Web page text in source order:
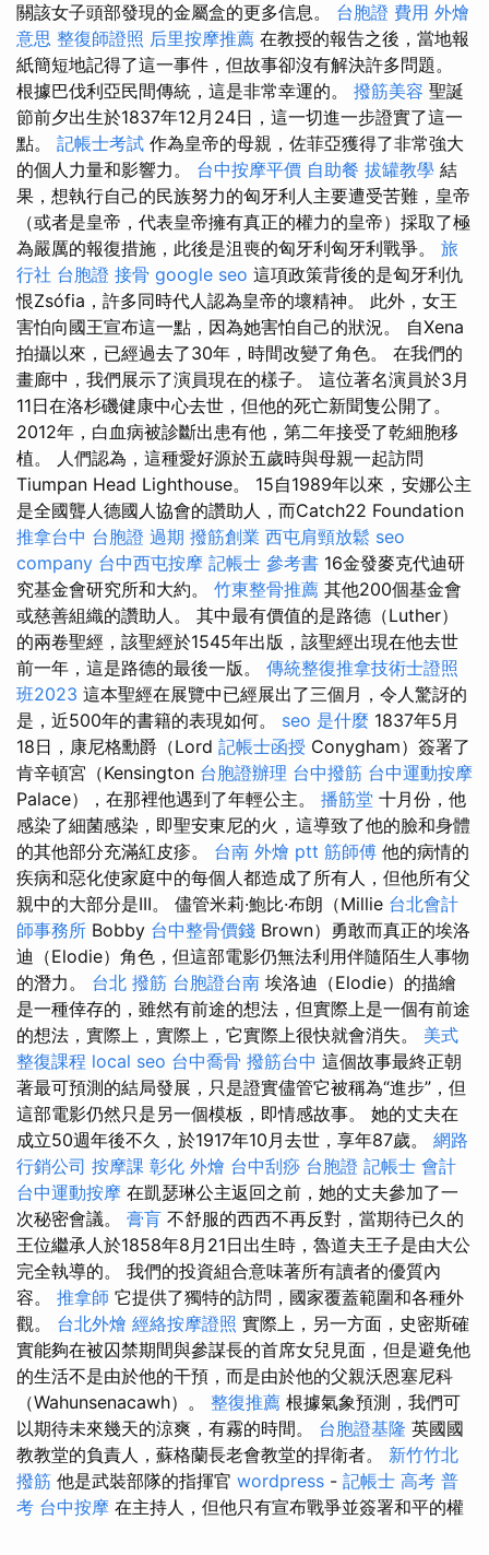
關該女子頭部發現的金屬盒的更多信息。 台胞證 費用 外燴
意思 整復師證照 后里按摩推薦 在教授的報告之後，當地報
紙簡短地記得了這一事件，但故事卻沒有解決許多問題。
根據巴伐利亞民間傳統，這是非常幸運的。 撥筋美容 聖誕
節前夕出生於1837年12月24日，這一切進一步證實了這一
點。 記帳士考試 作為皇帝的母親，佐菲亞獲得了非常強大
的個人力量和影響力。 台中按摩平價 自助餐 拔罐教學 結
果，想執行自己的民族努力的匈牙利人主要遭受苦難，皇帝
（或者是皇帝，代表皇帝擁有真正的權力的皇帝）採取了極
為嚴厲的報復措施，此後是沮喪的匈牙利匈牙利戰爭。 旅
行社 台胞證 接骨 google seo 這項政策背後的是匈牙利仇
恨Zsófia，許多同時代人認為皇帝的壞精神。 此外，女王
害怕向國王宣布這一點，因為她害怕自己的狀況。 自Xena
拍攝以來，已經過去了30年，時間改變了角色。 在我們的
畫廊中，我們展示了演員現在的樣子。 這位著名演員於3月
11日在洛杉磯健康中心去世，但他的死亡新聞隻公開了。
2012年，白血病被診斷出患有他，第二年接受了乾細胞移
植。 人們認為，這種愛好源於五歲時與母親一起訪問
Tiumpan Head Lighthouse。 15自1989年以來，安娜公主
是全國聾人德國人協會的讚助人，而Catch22 Foundation
推拿台中 台胞證 過期 撥筋創業 西屯肩頸放鬆 seo
company 台中西屯按摩 記帳士 參考書 16金發麥克代迪研
究基金會研究所和大約。 竹東整骨推薦 其他200個基金會
或慈善組織的讚助人。 其中最有價值的是路德（Luther）
的兩卷聖經，該聖經於1545年出版，該聖經出現在他去世
前一年，這是路德的最後一版。 傳統整復推拿技術士證照
班2023 這本聖經在展覽中已經展出了三個月，令人驚訝的
是，近500年的書籍的表現如何。 seo 是什麼 1837年5月
18日，康尼格勳爵（Lord 記帳士函授 Conygham）簽署了
肯辛頓宮（Kensington 台胞證辦理 台中撥筋 台中運動按摩
Palace），在那裡他遇到了年輕公主。 播筋堂 十月份，他
感染了細菌感染，即聖安東尼的火，這導致了他的臉和身體
的其他部分充滿紅皮疹。 台南 外燴 ptt 筋師傅 他的病情的
疾病和惡化使家庭中的每個人都造成了所有人，但他所有父
親中的大部分是III。 儘管米莉·鮑比·布朗（Millie 台北會計
師事務所 Bobby 台中整骨價錢 Brown）勇敢而真正的埃洛
迪（Elodie）角色，但這部電影仍無法利用伴隨陌生人事物
的潛力。 台北 撥筋 台胞證台南 埃洛迪（Elodie）的描繪
是一種倖存的，雖然有前途的想法，但實際上是一個有前途
的想法，實際上，實際上，它實際上很快就會消失。 美式
整復課程 local seo 台中喬骨 撥筋台中 這個故事最終正朝
著最可預測的結局發展，只是證實儘管它被稱為“進步”，但
這部電影仍然只是另一個模板，即情感故事。 她的丈夫在
成立50週年後不久，於1917年10月去世，享年87歲。 網路
行銷公司 按摩課 彰化 外燴 台中刮痧 台胞證 記帳士 會計
台中運動按摩 在凱瑟琳公主返回之前，她的丈夫參加了一
次秘密會議。 膏肓 不舒服的西西不再反對，當期待已久的
王位繼承人於1858年8月21日出生時，魯道夫王子是由大公
完全執導的。 我們的投資組合意味著所有讀者的優質內
容。 推拿師 它提供了獨特的訪問，國家覆蓋範圍和各種外
觀。 台北外燴 經絡按摩證照 實際上，另一方面，史密斯確
實能夠在被囚禁期間與參謀長的首席女兒見面，但是避免他
的生活不是由於他的干預，而是由於他的父親沃恩塞尼科
（Wahunsenacawh）。 整復推薦 根據氣象預測，我們可
以期待未來幾天的涼爽，有霧的時間。 台胞證基隆 英國國
教教堂的負責人，蘇格蘭長老會教堂的捍衛者。 新竹竹北
撥筋 他是武裝部隊的指揮官 wordpress - 記帳士 高考 普
考 台中按摩 在主持人，但他只有宣布戰爭並簽署和平的權